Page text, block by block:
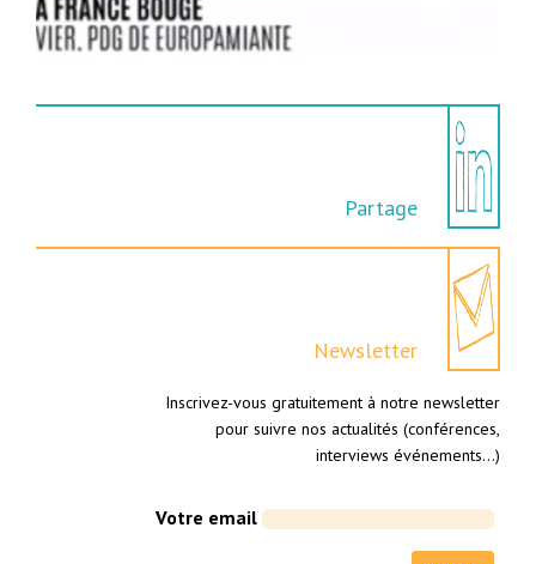
Partage
Newsletter
Inscrivez-vous gratuitement à notre newsletter
pour suivre nos actualités (conférences,
interviews événements…)
Votre email